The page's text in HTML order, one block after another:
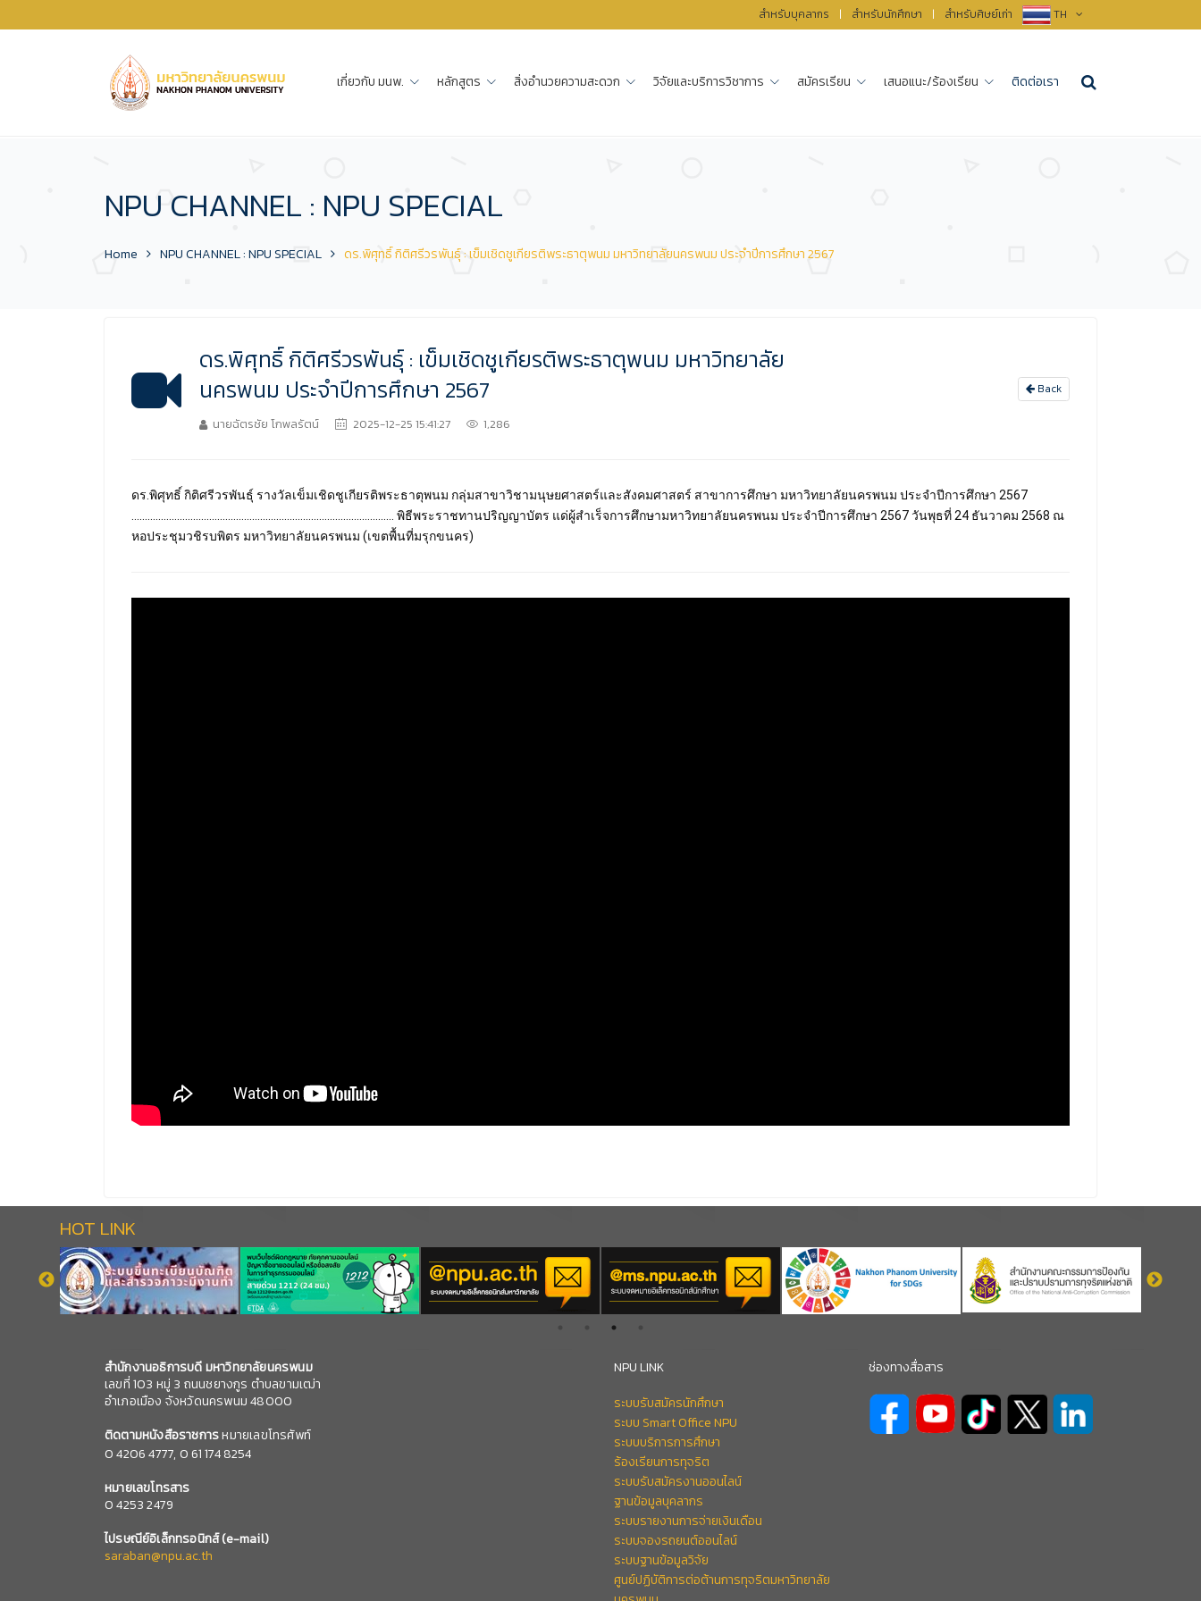
สำหรับบุคลากร | สำหรับนักศึกษา | สำหรับศิษย์เก่า TH
เกี่ยวกับ มนพ. หลักสูตร สิ่งอำนวยความสะดวก วิจัยและบริการวิชาการ สมัครเรียน เสนอแนะ/ร้องเรียน ติดต่อเรา
NPU CHANNEL : NPU SPECIAL
Home NPU CHANNEL : NPU SPECIAL ดร.พิศุทธิ์ กิติศรีวรพันธุ์ : เข็มเชิดชูเกียรติพระธาตุพนม มหาวิทยาลัยนครพนม ประจำปีการศึกษา 2567
ดร.พิศุทธิ์ กิติศรีวรพันธุ์ : เข็มเชิดชูเกียรติพระธาตุพนม มหาวิทยาลัย
นครพนม ประจำปีการศึกษา 2567
นายฉัตรชัย โกพลรัตน์ 2025-12-25 15:41:27 1,286
Back
ดร.พิศุทธิ์ กิติศรีวรพันธุ์ รางวัลเข็มเชิดชูเกียรติพระธาตุพนม กลุ่มสาขาวิชามนุษยศาสตร์และสังคมศาสตร์ สาขาการศึกษา มหาวิทยาลัยนครพนม ประจำปีการศึกษา 2567
.................................................................................................. พิธีพระราชทานปริญญาบัตร แด่ผู้สำเร็จการศึกษามหาวิทยาลัยนครพนม ประจำปีการศึกษา 2567 วันพุธที่ 24 ธันวาคม 2568 ณ
หอประชุมวชิรบพิตร มหาวิทยาลัยนครพนม (เขตพื้นที่มรุกขนคร)
HOT LINK
สำนักงานอธิการบดี มหาวิทยาลัยนครพนม
เลขที่ 103 หมู่ 3 ถนนชยางกูร ตำบลขามเฒ่า
อำเภอเมือง จังหวัดนครพนม 48000
ติดตามหนังสือราชการหมายเลขโทรศัพท์
04206 4777, 0 61 174 8254
หมายเลขโทรสาร
0 4253 2479
ไปรษณีย์อิเล็กทรอนิกส์(e-mail)
saraban@npu.ac.th
NPU LINK
ระบบรับสมัครนักศึกษา
ระบบ Smart Office NPU
ระบบบริการการศึกษา
ร้องเรียนการทุจริต
ระบบรับสมัครงานออนไลน์
ฐานข้อมูลบุคลากร
ระบบรายงานการจ่ายเงินเดือน
ระบบจองรถยนต์ออนไลน์
ระบบฐานข้อมูลวิจัย
ศูนย์ปฏิบัติการต่อต้านการทุจริตมหาวิทยาลัย
ช่องทางสื่อสาร